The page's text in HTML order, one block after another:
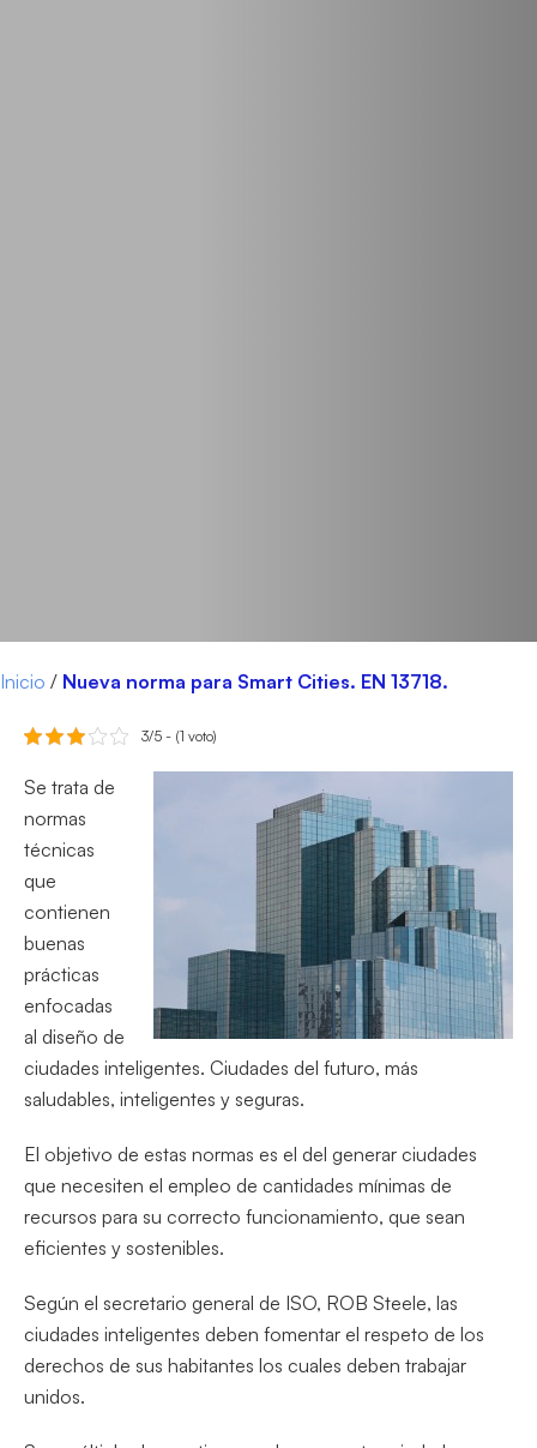
Inicio / Nueva norma para Smart Cities. EN 13718.
3/5 - (1 voto)
Se trata de
normas
técnicas
que
contienen
buenas
prácticas
enfocadas
al diseño de
ciudades inteligentes. Ciudades del futuro, más
saludables, inteligentes y seguras.
El objetivo de estas normas es el del generar ciudades
que necesiten el empleo de cantidades mínimas de
recursos para su correcto funcionamiento, que sean
eficientes y sostenibles.
Según el secretario general de ISO, ROB Steele, las
ciudades inteligentes deben fomentar el respeto de los
derechos de sus habitantes los cuales deben trabajar
unidos.